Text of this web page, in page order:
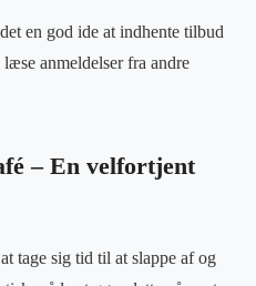
en god ide at indhente tilbud
anmeldelser fra andre
– En velfortjent
tage sig tid til at slappe af og